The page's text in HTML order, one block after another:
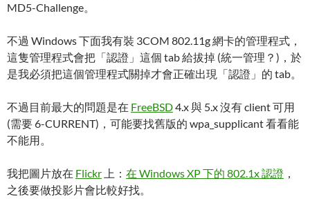
MD5-Challenge。
不過 Windows 下面我有裝 3COM 802.11g 網卡的管理程式，
這隻管理程式會把「認證」這個 tab 給拔掉 (統一管理？)，於
是我必須把這個管理程式關掉才會正確出現「認證」的 tab。
不過目前最大的問題是在 FreeBSD4.x 與 5.x 沒有 client 可用
(需要 6-CURRENT)，可能要找舊版的 wpa_supplicant 看看能
不能用。
我把圖片放在 Flickr 上： 在 Windows XP 下的 802.1x 認證 ，
之後要做投影片會比較好找。